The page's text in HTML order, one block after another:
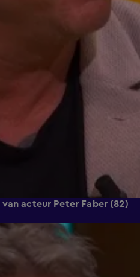
acteur Peter Faber (82)